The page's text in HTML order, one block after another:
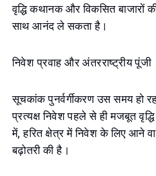
वृद्धि कथानक और विकसित बाजारों
साथ आनंद ले सकता है।
निवेश प्रवाह और अंतरराष्ट्रीय पूंजी
सूचकांक पुनर्वर्गीकरण उस समय हो
प्रत्यक्ष निवेश पहले से ही मजबूत
में, हरित क्षेत्र में निवेश के लिए आने
बढ़ोतरी की है।